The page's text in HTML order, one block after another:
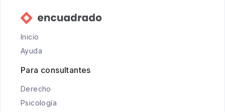
Inicio
Ayuda
Para consultantes
Derecho
Psicología